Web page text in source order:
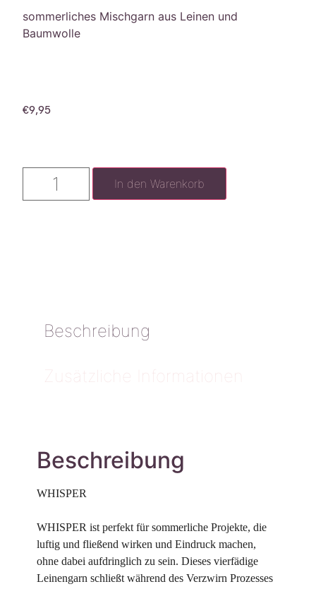
sommerliches Mischgarn aus Leinen und
Baumwolle
€9,95
In den Warenkorb
Beschreibung
Zusätzliche Informationen
Beschreibung
WHISPER
WHISPER ist perfekt für sommerliche Projekte, die
luftig und fließend wirken und Eindruck machen,
ohne dabei aufdringlich zu sein. Dieses vierfädige
Leinengarn schließt während des Verzwirn Prozesses